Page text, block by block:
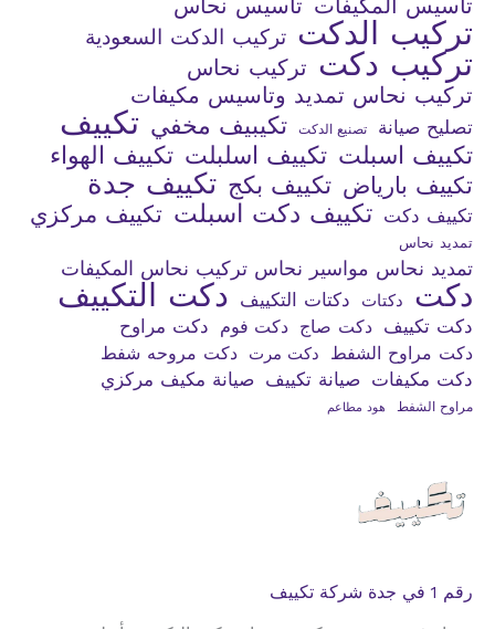
تاسيس المكيفات تاسيس نحاس
تركيب الدكت تركيب الدكت السعودية
تركيب دكت تركيب نحاس
تركيب نحاس تمديد وتاسيس مكيفات
تصليح صيانة تصنيع الدكت تكيبيف مخفي تكييف
تكييف اسبلت تكييف اسلبلت تكييف الهواء
تكييف بارياض تكييف بكج تكييف جدة
تكييف دكت تكييف دكت اسبلت تكييف مركزي
تمديد نحاس
تمديد نحاس مواسير نحاس تركيب نحاس المكيفات
دكت دكتات دكتات التكييف دكت التكييف
دكت تكييف دكت صاج دكت فوم
دكت مراوح
دكت مراوح الشفط
دكت مرت دكت مروحه شفط
دكت مكيفات صيانة تكييف صيانة مكيف مركزي
مراوح الشفط هود مطاعم
رقم 1 في جدة شركة تكييف